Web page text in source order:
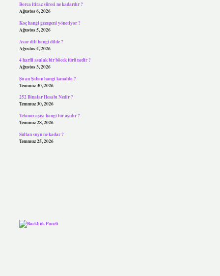
Borca itiraz süresi ne kadardır ?
Ağustos 6, 2026
Koç hangi gezegeni yönetiyor ?
Ağustos 5, 2026
Avar dili hangi dilde ?
Ağustos 4, 2026
4 harfli asalak bir böcek türü nedir ?
Ağustos 3, 2026
Şu an Şaban hangi kanalda ?
Temmuz 30, 2026
252 Binalar Hesabı Nedir ?
Temmuz 30, 2026
Tetanoz aşısı hangi tür aşıdır ?
Temmuz 28, 2026
Sultan suyu ne kadar ?
Temmuz 25, 2026